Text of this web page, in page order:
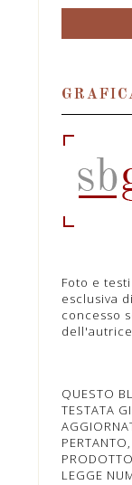
Foto e
esclusiva
concesso
QUESTO
TESTATA
LEGGE